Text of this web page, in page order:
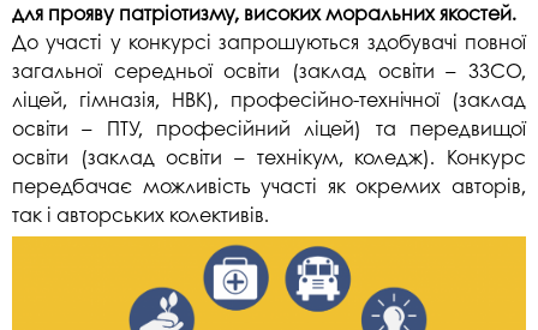
для прояву патріотизму, високих моральних якостей.
До участі у конкурсі запрошуються здобувачі повної
загальної середньої освіти (заклад освіти – ЗЗСО,
ліцей, гімназія, НВК), професійно-технічної (заклад
освіти – ПТУ, професійний ліцей) та передвищої
освіти (заклад освіти – технікум, коледж). Конкурс
передбачає можливість участі як окремих авторів,
так і авторських колективів.